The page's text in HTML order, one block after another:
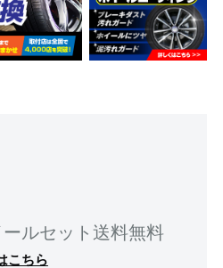
ルセット送料無料
こちら